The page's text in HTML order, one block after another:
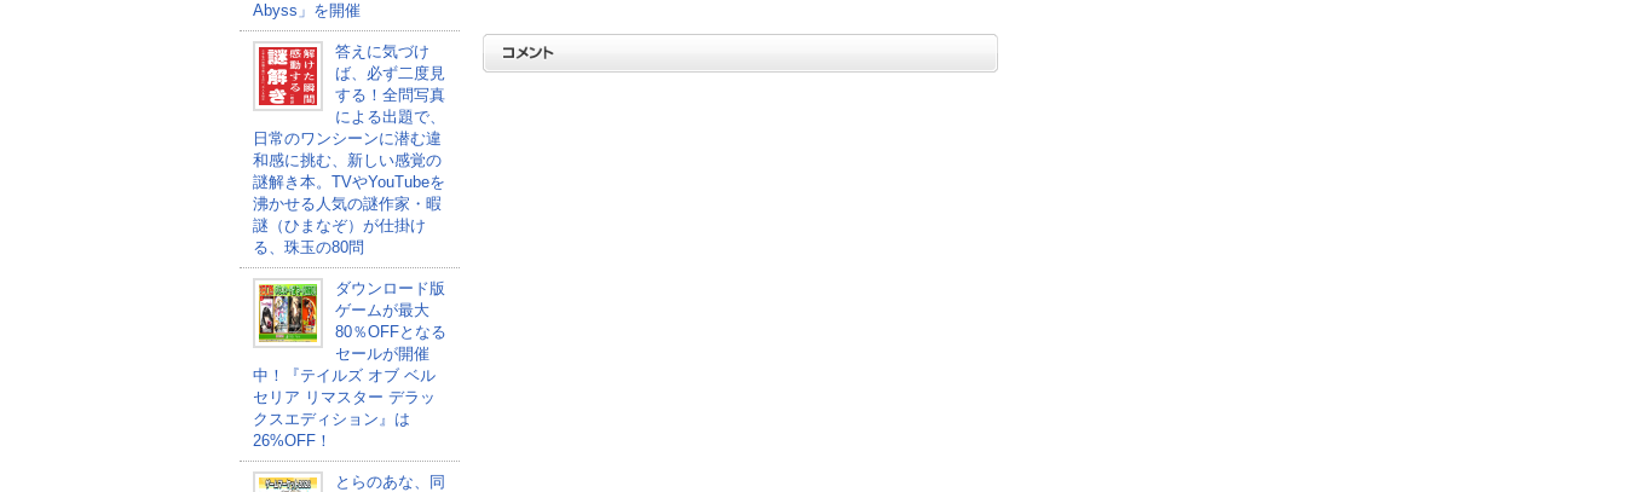
Abyss」を開催
答えに気づけ
ば、必ず二度見
する！全問写真
による出題で、
日常のワンシーンに潜む違
和感に挑む、新しい感覚の
謎解き本。TVやYouTubeを
沸かせる人気の謎作家・暇
謎（ひまなぞ）が仕掛け
る、珠玉の80問
ダウンロード版
ゲームが最大
80％OFFとなる
セールが開催
中！『テイルズ オブ ベル
セリア リマスター デラッ
クスエディション』は
26%OFF！
とらのあな、同